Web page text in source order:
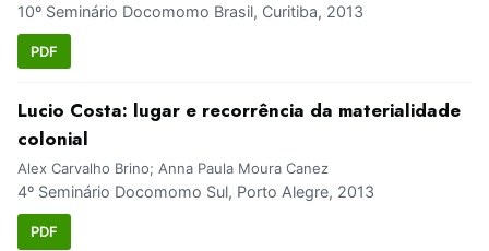
10º Seminário Docomomo Brasil, Curitiba, 2013
PDF
Lucio Costa: lugar e recorrência da materialidade
colonial
Alex Carvalho Brino; Anna Paula Moura Canez
4º Seminário Docomomo Sul, Porto Alegre, 2013
PDF